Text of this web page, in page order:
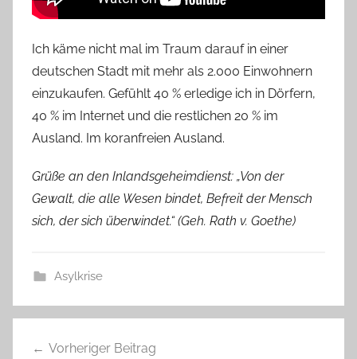
Ich käme nicht mal im Traum darauf in einer
deutschen Stadt mit mehr als 2.000 Einwohnern
einzukaufen. Gefühlt 40 % erledige ich in Dörfern,
40 % im Internet und die restlichen 20 % im
Ausland. Im koranfreien Ausland.
Grüße an den Inlandsgeheimdienst: „Von der
Gewalt, die alle Wesen bindet, Befreit der Mensch
sich, der sich überwindet.“ (Geh. Rath v. Goethe)
Asylkrise
Vorheriger Beitrag